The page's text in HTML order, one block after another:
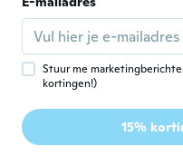
Lid geworden van
Looks
it says.
Mike
Lid geworden
Stuur me
kortingen!)
15%